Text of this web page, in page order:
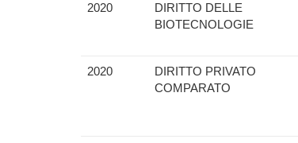
2020
DIRITTO DELLE
BIOTECNOLOGIE
2020
DIRITTO PRIVATO
COMPARATO